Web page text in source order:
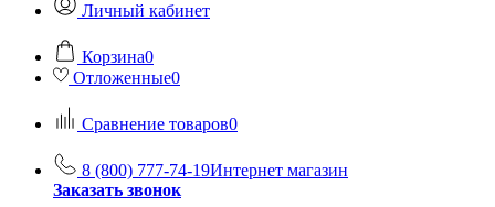
Личный кабинет
Корзина0
Отложенные0
Сравнение товаров0
8 (800) 777-74-19Интернет магазин
Заказать звонок